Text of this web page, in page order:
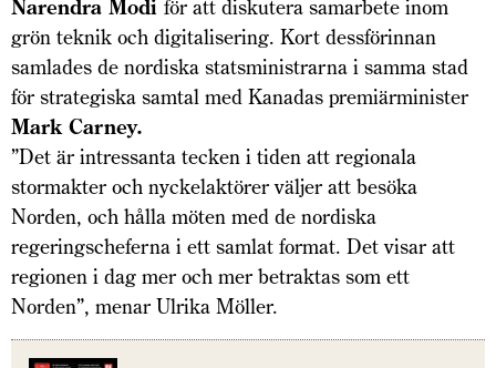
Narendra Modi för att diskutera samarbete inom
grön teknik och digitalisering. Kort dessförinnan
samlades de nordiska statsministrarna i samma stad
för strategiska samtal med Kanadas premiärminister
Mark Carney.
”Det är intressanta tecken i tiden att regionala
stormakter och nyckelaktörer väljer att besöka
Norden, och hålla möten med de nordiska
regeringscheferna i ett samlat format. Det visar att
regionen i dag mer och mer betraktas som ett
Norden”, menar Ulrika Möller.